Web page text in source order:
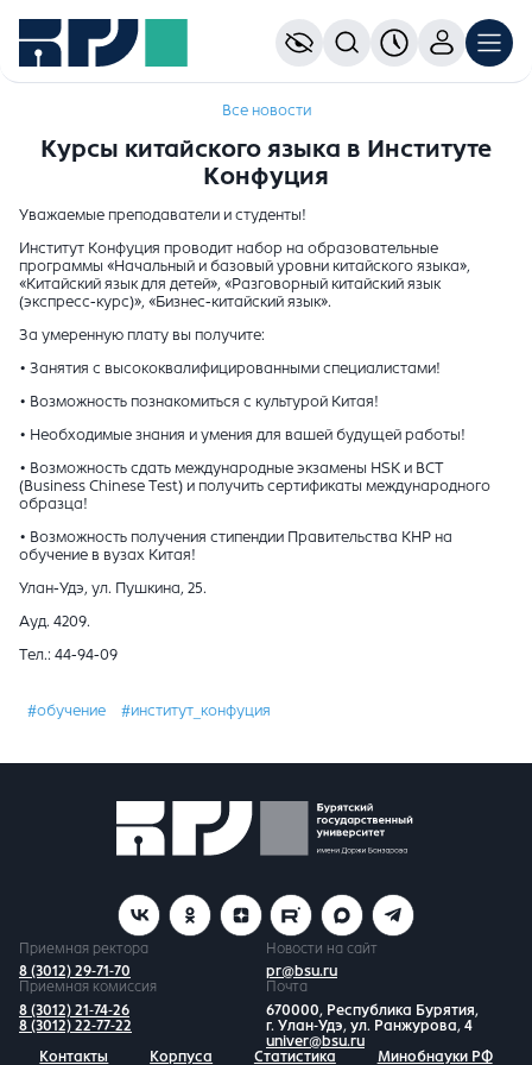
Все новости
Курсы китайского языка в Институте
Конфуция
Уважаемые преподаватели и студенты!
Институт Конфуция проводит набор на образовательные
программы «Начальный и базовый уровни китайского языка»,
«Китайский язык для детей», «Разговорный китайский язык
(экспресс-курс)», «Бизнес-китайский язык».
За умеренную плату вы получите:
• Занятия с высококвалифицированными специалистами!
• Возможность познакомиться с культурой Китая!
• Необходимые знания и умения для вашей будущей работы!
• Возможность сдать международные экзамены HSK и BCT
(Business Chinese Test) и получить сертификаты международного
образца!
• Возможность получения стипендии Правительства КНР на
обучение в вузах Китая!
Улан-Удэ, ул. Пушкина, 25.
Ауд. 4209.
Тел.: 44-94-09
#обучение #институт_конфуция
Приемная ректора
8 (3012) 29-71-70
Новости на сайт
pr@bsu.ru
Приемная комиссия
8 (3012) 21-74-26
8 (3012) 22-77-22
Почта
670000, Республика Бурятия,
г. Улан-Удэ, ул. Ранжурова, 4
univer@bsu.ru
Контакты
Корпуса Статистика Минобнауки РФ